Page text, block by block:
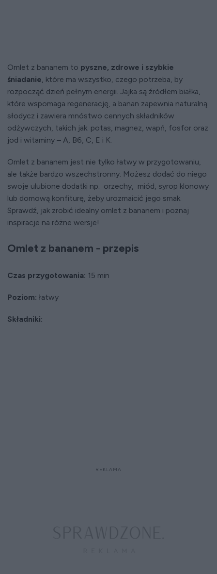
Omlet z bananem to pyszne, zdrowe i szybkie
śniadanie, które ma wszystko, czego potrzeba, by
rozpocząć dzień pełnym energii. Jajka są źródłem białka,
które wspomaga regenerację, a banan zapewnia naturalną
słodycz i zawiera mnóstwo cennych składników
odżywczych, takich jak: potas, magnez, wapń, fosfor oraz
jod i witaminy – A, B6, C, E i K.
Omlet z bananem jest nie tylko łatwy w przygotowaniu,
ale także bardzo wszechstronny. Możesz dodać do niego
swoje ulubione dodatki np. orzechy, miód, syrop klonowy
lub domową konfiturę, żeby urozmaicić jego smak.
Sprawdź, jak zrobić idealny omlet z bananem i poznaj
inspiracje na różne wersje!
Omlet z bananem - przepis
Czas przygotowania: 15 min
Poziom: łatwy
Składniki: